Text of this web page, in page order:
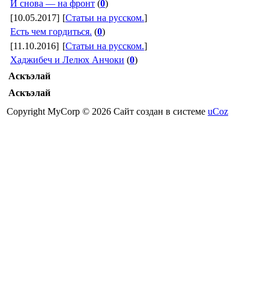
И снова — на фронт (0)
[10.05.2017] [Статьи на русском.]
Есть чем гордиться. (0)
[11.10.2016] [Статьи на русском.]
Хаджибеч и Лелюх Анчоки (0)
Аскъэлай
Аскъэлай
Copyright MyCorp © 2026 Сайт создан в системе uCoz